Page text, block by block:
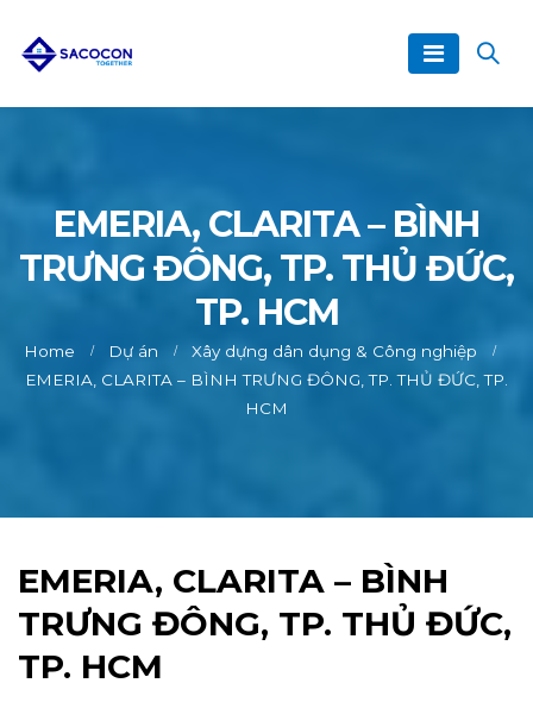
EMERIA, CLARITA – BÌNH
TRƯNG ĐÔNG, TP. THỦ ĐỨC,
TP. HCM
Home Dự án
Xây dựng dân dụng & Công nghiệp
EMERIA, CLARITA – BÌNH TRƯNG ĐÔNG, TP. THỦ ĐỨC, TP.
HCM
EMERIA, CLARITA – BÌNH
TRƯNG ĐÔNG, TP. THỦ ĐỨC,
TP. HCM